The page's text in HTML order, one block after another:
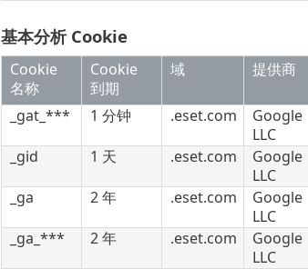
基本分析 Cookie
Cookie
名称
Cookie
到期
域 提供商
_gat_*** 1 分钟 .eset.com
Google
LLC
_gid 1 天 .eset.com
Google
LLC
_ga
2 年 .eset.com
Google
LLC
_ga_***
2 年 .eset.com
Google
LLC